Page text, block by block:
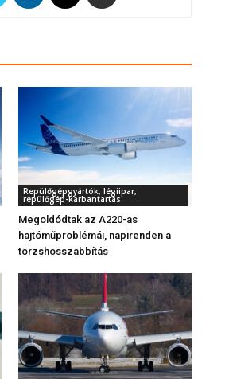
Repülőgépgyártók, légiipar,
repülőgép-karbantartás
Megoldódtak az A220-as
hajtóműproblémái, napirenden a
törzshosszabbítás